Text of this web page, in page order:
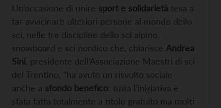
Un’occasione di unire sport e solidarietà tesa a
far avvicinare ulteriori persone al mondo dello
sci, nelle tre discipline dello sci alpino,
snowboard e sci nordico che, chiarisce Andrea
Sini , presidente dell’Associazione Maestri di sci
del Trentino, “ha avuto un risvolto sociale
anche a sfondo benefico: tutta l’iniziativa è
stata fatta totalmente a titolo gratuito ma molti